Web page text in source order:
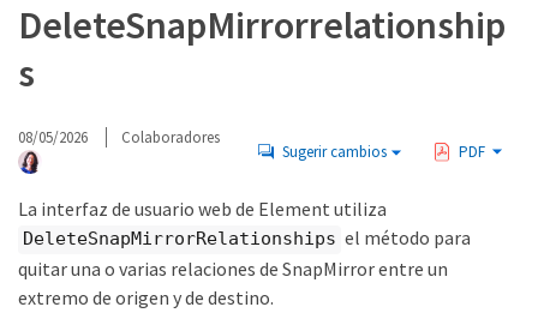
DeleteSnapMirrorrelationship
s
08/05/2026 Colaboradores
Sugerir cambios PDF
La interfaz de usuario web de Element utiliza
DeleteSnapMirrorRelationships el método para
quitar una o varias relaciones de SnapMirror entre un
extremo de origen y de destino.